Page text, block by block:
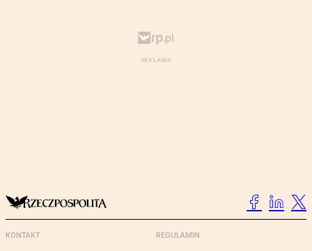
KONTAKT REGULAMIN